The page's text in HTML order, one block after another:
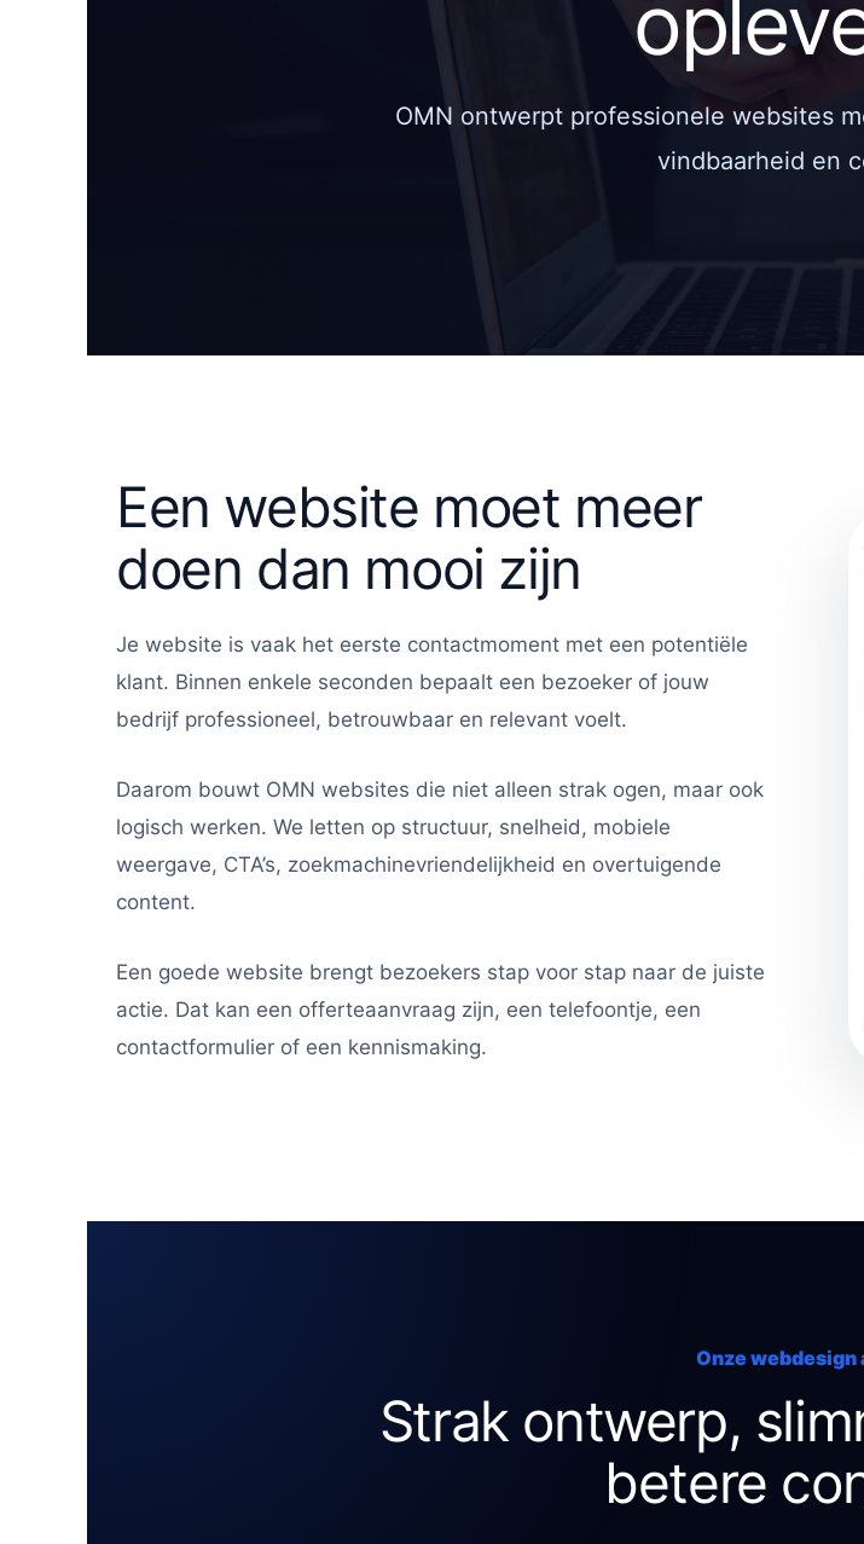
OMN ontwerpt professionele websites
vindbaarheid en
Een website moet meer
doen dan mooi zijn
Je website is vaak het eerste contactmoment met een potentiële
klant. Binnen enkele seconden bepaalt een bezoeker of jouw
bedrijf professioneel, betrouwbaar en relevant voelt.
Daarom bouwt OMN websites die niet alleen strak ogen, maar ook
logisch werken. We letten op structuur, snelheid, mobiele
weergave, CTA’s, zoekmachinevriendelijkheid en overtuigende
content.
Een goede website brengt bezoekers stap voor stap naar de juiste
actie. Dat kan een offerteaanvraag zijn, een telefoontje, een
contactformulier of een kennismaking.
Onze webdesign
Strak ontwerp,
betere